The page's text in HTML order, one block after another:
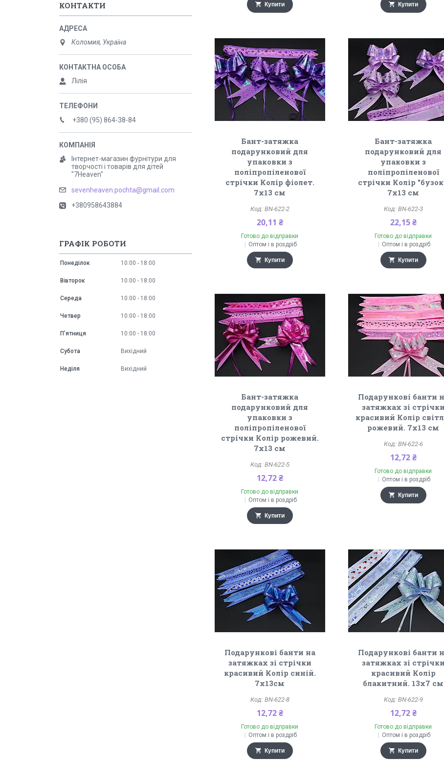
Купити Купити
Бант-затяжка
подарунковий для
упаковки з
поліпропіленової
стрічки Колір фіолет.
7х13 см
BN-622-2
20,11 ₴
Готово до відправки
Оптом і в роздріб
Купити
Бант-затяжка
подарунковий для
упаковки з
поліпропіленової
стрічки Колір
7х13 см
BN-622-3
22,15 ₴
Готово до відправки
Оптом і в роздріб
Купити
Бант-затяжка
подарунковий для
упаковки з
поліпропіленової
стрічки Колір рожевий.
7х13 см
BN-622-5
12,72 ₴
Готово до відправки
Оптом і в роздріб
Купити
Подарункові банти
затяжках зі стрічки
красивий Колір
рожевий. 7х13 см
BN-622-6
12,72 ₴
Готово до відправки
Оптом і в роздріб
Купити
Подарункові банти на
затяжках зі стрічки
красивий Колір синій.
7х13см
BN-622-8
12,72 ₴
Готово до відправки
Оптом і в роздріб
Купити
Подарункові банти
затяжках зі стрічки
красивий Колір
блакитний. 13х7 см
BN-622-9
12,72 ₴
Готово до відправки
Оптом і в роздріб
Купити
КОНТАКТИ
Коломия, Україна
Лілія
+380 (95) 864-38-84
Інтернет-магазин фурнітури для
творчості і товарів для дітей
"7Heaven"
sevenheaven.pochta@gmail.com
+380958643884
ГРАФІК РОБОТИ
Понеділок 10:00 18:00
Вівторок 10:00 18:00
Середа 10:00 18:00
Четвер 10:00 18:00
Пʼятниця 10:00 18:00
Субота Вихідний
Неділя Вихідний